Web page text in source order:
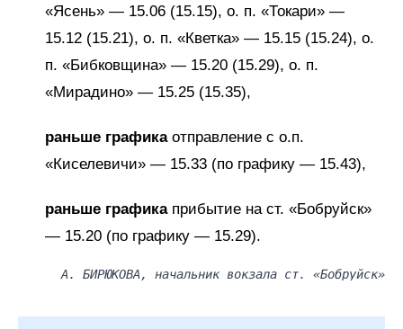
«Ясень» — 15.06 (15.15), о. п. «Токари» —
15.12 (15.21), о. п. «Кветка» — 15.15 (15.24), о.
п. «Бибковщина» — 15.20 (15.29), о. п.
«Мирадино» — 15.25 (15.35),
раньше графикаотправление с о.п.
«Киселевичи» — 15.33 (по графику — 15.43),
раньше графика прибытие на ст. «Бобруйск»
— 15.20 (по графику — 15.29).
А. БИРЮКОВА, начальник вокзала ст. «Бобруйск»